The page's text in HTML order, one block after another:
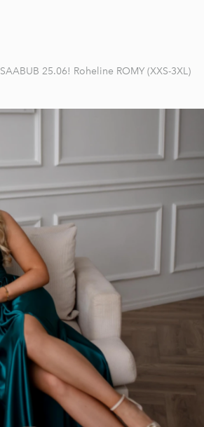
SAABUB 25.06! Roheline ROMY (XXS-3XL)